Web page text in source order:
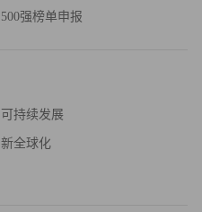
500强榜单申报
可持续发展
新全球化